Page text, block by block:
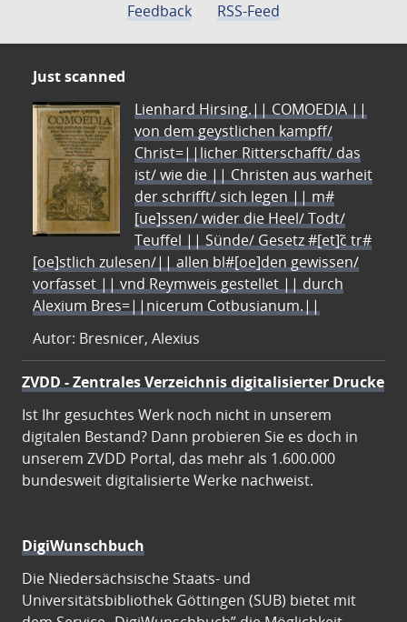
Feedback
RSS-Feed
Just scanned
Lienhard Hirsing.|| COMOEDIA ||
von dem geystlichen kampff/
Christ=||licher Ritterschafft/ das
ist/ wie die || Christen aus warheit
der schrifft/ sich legen || m#
[ue]ssen/ wider die Heel/ Todt/
Teuffel || Sünde/ Gesetz #[et]c̃ tr#
[oe]stlich zulesen/|| allen bl#[oe]den gewissen/
vorfasset || vnd Reymweis gestellet || durch
Alexium Bres=||nicerum Cotbusianum.||
Autor: Bresnicer, Alexius
ZVDD - Zentrales Verzeichnis digitalisierter Drucke
Ist Ihr gesuchtes Werk noch nicht in unserem
digitalen Bestand? Dann probieren Sie es doch in
unserem ZVDD Portal, das mehr als 1.600.000
bundesweit digitalisierte Werke nachweist.
DigiWunschbuch
Die Niedersächsische Staats- und
Universitätsbibliothek Göttingen (SUB) bietet mit